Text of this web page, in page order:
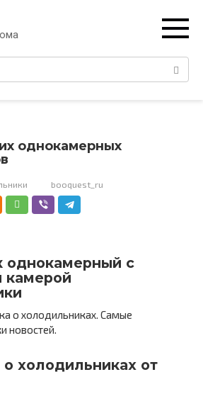
однокамерных
booquest_ru
однокамерный с
камерой
о холодильниках. Самые
новостей.
холодильниках от